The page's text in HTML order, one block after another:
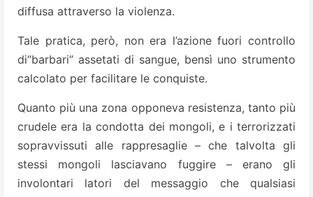
diffusa attraverso la violenza.
Tale pratica, però, non era l’azione fuori controllo
di“barbari” assetati di sangue, bensì uno strumento
calcolato per facilitare le conquiste.
Quanto più una zona opponeva resistenza, tanto più
crudele era la condotta dei mongoli, e i terrorizzati
sopravvissuti alle rappresaglie – che talvolta gli
stessi mongoli lasciavano fuggire – erano gli
involontari latori del messaggio che qualsiasi